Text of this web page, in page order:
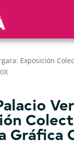
Exposición
Gráfica